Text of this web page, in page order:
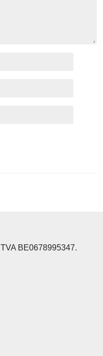
BE0678995347.